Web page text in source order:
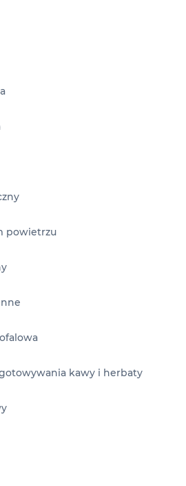
powietrzu
kawy i herbaty